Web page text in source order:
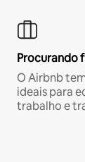
Procurando
O Airbnb
ideais para
trabalho e